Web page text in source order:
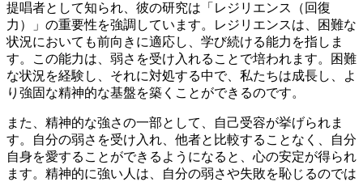
提唱者として知られ、彼の研究は「レジリエンス（回復
力）」の重要性を強調しています。レジリエンスは、困難な
状況においても前向きに適応し、学び続ける能力を指しま
す。この能力は、弱さを受け入れることで培われます。困難
な状況を経験し、それに対処する中で、私たちは成長し、よ
り強固な精神的な基盤を築くことができるのです。
また、精神的な強さの一部として、自己受容が挙げられま
す。自分の弱さを受け入れ、他者と比較することなく、自分
自身を愛することができるようになると、心の安定が得られ
ます。精神的に強い人は、自分の弱さや失敗を恥じるのでは